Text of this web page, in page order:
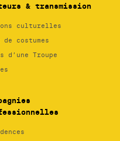
& transmission
culturelles
de costumes
d’une Troupe